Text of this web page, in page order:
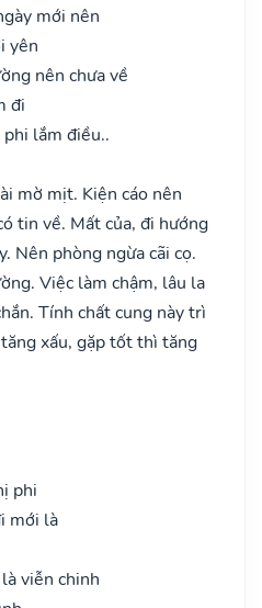
mới nên
yên
nên chưa về
đi
lắm điều..
mờ mịt. Kiện cáo nên
tin về. Mất của, đi hướng
Nên phòng ngừa cãi cọ.
Việc làm chậm, lâu la
Tính chất cung này trì
xấu, gặp tốt thì tăng
phi
mới là
viễn chinh